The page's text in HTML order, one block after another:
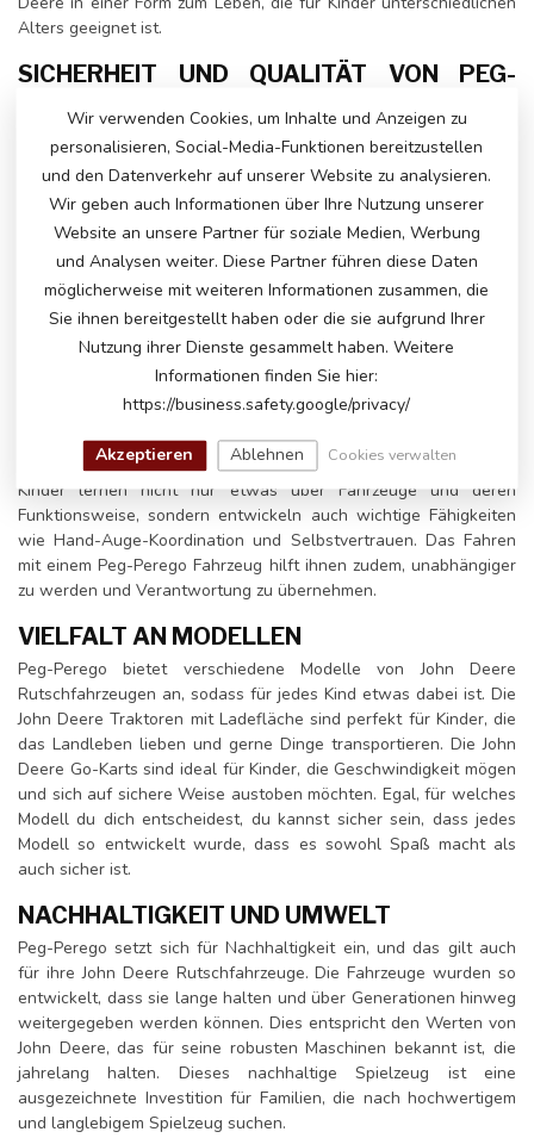
Alters geeignet ist.
SICHERHEIT UND QUALITÄT VON PEG-
RUTSCHFAHRZEUGEN
Sicherheit steht bei Peg-Perego immer an erster Stelle. Das
Spielzeug ist aus langlebigen Materialien gefertigt, die
intensivem Gebrauch standhalten, und alle Fahrzeuge sind mit
fortschrittlichen Sicherheitsmerkmalen ausgestattet. Die John
Deere Rutschfahrzeuge von Peg-Perego haben stabile Räder,
robuste Konstruktionen und leicht zu bedienende Pedalsysteme.
Außerdem sind die Fahrzeuge mit Traktionsrädern ausgestattet,
sodass Kinder problemlos auf verschiedenen Untergründen
fahren können, von Gras bis Sand.
LEHREN UND SPASS
Neben dem Spaß, den Kinder beim Fahren mit ihrem John Deere
Spielzeugfahrzeug haben, bietet es auch pädagogische Vorteile.
Kinder lernen nicht nur etwas über Fahrzeuge und deren
Funktionsweise, sondern entwickeln auch wichtige Fähigkeiten
wie Hand-Auge-Koordination und Selbstvertrauen. Das Fahren
mit einem Peg-Perego Fahrzeug hilft ihnen zudem, unabhängiger
zu werden und Verantwortung zu übernehmen.
VIELFALT AN MODELLEN
Peg-Perego bietet verschiedene Modelle von John Deere
Rutschfahrzeugen an, sodass für jedes Kind etwas dabei ist. Die
John Deere Traktoren mit Ladefläche sind perfekt für Kinder, die
das Landleben lieben und gerne Dinge transportieren. Die John
Deere Go-Karts sind ideal für Kinder, die Geschwindigkeit mögen
und sich auf sichere Weise austoben möchten. Egal, für welches
Modell du dich entscheidest, du kannst sicher sein, dass jedes
Modell so entwickelt wurde, dass es sowohl Spaß macht als
auch sicher ist.
NACHHALTIGKEIT UND UMWELT
Peg-Perego setzt sich für Nachhaltigkeit ein, und das gilt auch
für ihre John Deere Rutschfahrzeuge. Die Fahrzeuge wurden so
entwickelt, dass sie lange halten und über Generationen hinweg
weitergegeben werden können. Dies entspricht den Werten von
John Deere, das für seine robusten Maschinen bekannt ist, die
jahrelang halten. Dieses nachhaltige Spielzeug ist eine
ausgezeichnete Investition für Familien, die nach hochwertigem
und langlebigem Spielzeug suchen.
Wir verwenden Cookies, um Inhalte und Anzeigen zu
personalisieren, Social-Media-Funktionen bereitzustellen
und den Datenverkehr auf unserer Website zu analysieren.
Wir geben auch Informationen über Ihre Nutzung unserer
Website an unsere Partner für soziale Medien, Werbung
und Analysen weiter. Diese Partner führen diese Daten
möglicherweise mit weiteren Informationen zusammen, die
Sie ihnen bereitgestellt haben oder die sie aufgrund Ihrer
Nutzung ihrer Dienste gesammelt haben. Weitere
Informationen finden Sie hier:
https://business.safety.google/privacy/
Akzeptieren Ablehnen Cookies verwalten